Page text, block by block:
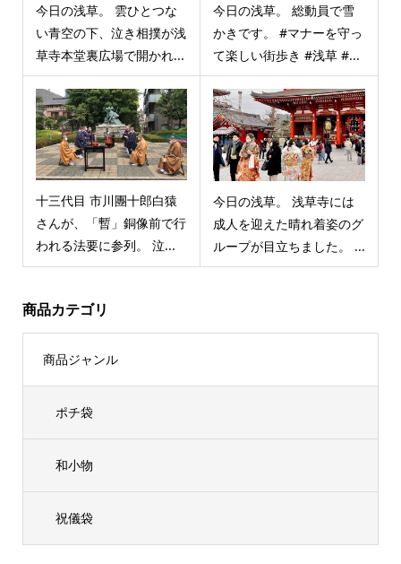
今日の浅草。 雲ひとつな
い青空の下、泣き相撲が浅
草寺本堂裏広場で開かれ...
今日の浅草。 総動員で雪
かきです。 #マナーを守っ
て楽しい街歩き #浅草 #...
十三代目 市川團十郎白猿
さんが、「暫」銅像前で行
われる法要に参列。 泣...
今日の浅草。 浅草寺には
成人を迎えた晴れ着姿のグ
ループが目立ちました。 ...
商品カテゴリ
商品ジャンル
ポチ袋
和小物
祝儀袋